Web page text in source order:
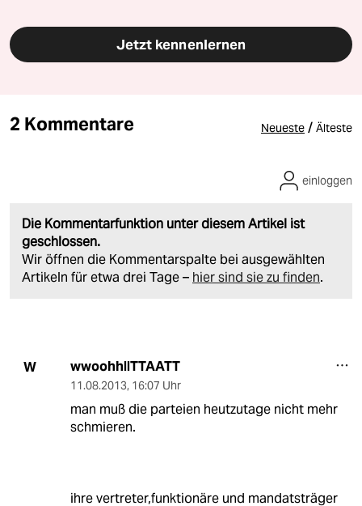
Jetzt kennenlernen
2 Kommentare Neueste / Älteste
Die Kommentarfunktion unter diesem Artikel ist
geschlossen.
Wir öffnen die Kommentarspalte bei ausgewählten
Artikeln für etwa drei Tage – hier sind sie zu finden.
einloggen
W wwoohhllTTAATT
11.08.2013, 16:07 Uhr
man muß die parteien heutzutage nicht mehr
schmieren.
ihre vertreter,funktionäre und mandatsträger